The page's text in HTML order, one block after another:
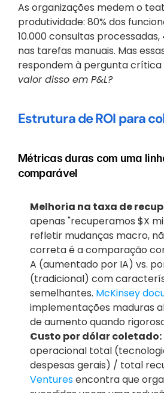
As organizações medem o
produtividade: 80% dos
10.000 consultas processadas,
nas tarefas manuais. Mas
respondem à pergunta crítica
valor disso em P&L?
Estrutura de ROI para
Métricas duras com uma
comparável
Melhoria na taxa de
apenas "recuperamos $X
refletir mudanças macro,
correta é a comparação
A (aumentado por IA) vs.
(tradicional) com
semelhantes. McKinsey
implementações maduras
de aumento quando
Custo por dólar coletado:
operacional total
despesas gerais) / total
Ventures encontra que